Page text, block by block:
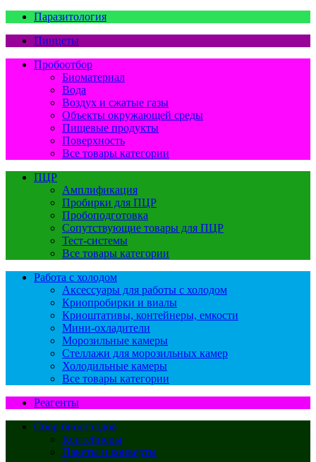
Паразитология
Пинцеты
Пробоотбор
Биоматериал
Вода
Воздух и сжатые газы
Объекты окружающей среды
Пищевые продукты
Поверхность
Все товары категории
ПЦР
Амплификация
Пробирки для ПЦР
Пробоподготовка
Сопутствующие товары для ПЦР
Тест-системы
Все товары категории
Работа с холодом
Аксессуары для работы с холодом
Криопробирки и виалы
Криоштативы, контейнеры, емкости
Мини-охладители
Морозильные камеры
Стеллажи для морозильных камер
Холодильные камеры
Все товары категории
Реагенты
Сбор биоотходов
Контейнеры
Пакеты и конверты